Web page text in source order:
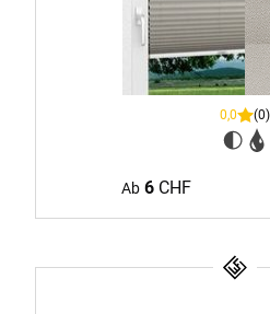
0,0 (0)
Ab 6CHF